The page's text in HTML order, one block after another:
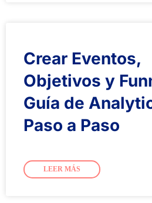
Crear Eventos,
Objetivos y
Guía de
Paso a Paso
LEER MÁS